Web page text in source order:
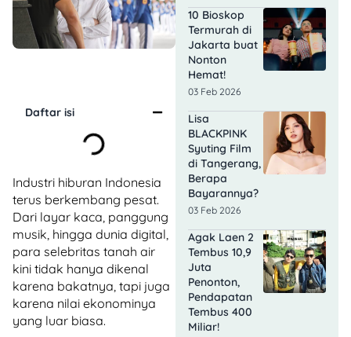
Daftar isi
Industri hiburan Indonesia
terus berkembang pesat.
Dari layar kaca, panggung
musik, hingga dunia digital,
para selebritas tanah air
kini tidak hanya dikenal
karena bakatnya, tapi juga
karena nilai ekonominya
yang luar biasa.
10 Bioskop
Termurah di
Jakarta buat
Nonton
Hemat!
03 Feb 2026
Lisa
BLACKPINK
Syuting Film
di Tangerang,
Berapa
Bayarannya?
03 Feb 2026
Agak Laen 2
Tembus 10,9
Juta
Penonton,
Pendapatan
Tembus 400
Miliar!